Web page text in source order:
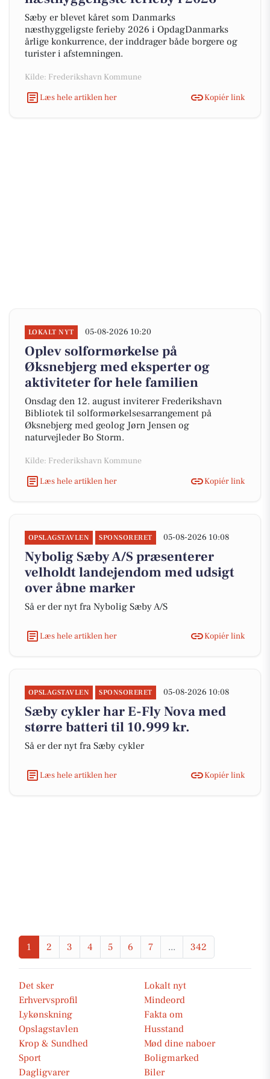
Sæby er blevet kåret som Danmarks
næsthyggeligste ferieby 2026 i OpdagDanmarks
årlige konkurrence, der inddrager både borgere og
turister i afstemningen.
Kilde: Frederikshavn Kommune
Læs hele artiklen her
Kopiér link
LOKALT NYT 05-08-2026 10:20
Oplev solformørkelse på
Øksnebjerg med eksperter og
aktiviteter for hele familien
Onsdag den 12. august inviterer Frederikshavn
Bibliotek til solformørkelsesarrangement på
Øksnebjerg med geolog Jørn Jensen og
naturvejleder Bo Storm.
Kilde: Frederikshavn Kommune
Læs hele artiklen her
Kopiér link
OPSLAGSTAVLEN SPONSORERET 05-08-2026 10:08
Nybolig Sæby A/S præsenterer
velholdt landejendom med udsigt
over åbne marker
Så er der nyt fra Nybolig Sæby A/S
Læs hele artiklen her Kopiér link
OPSLAGSTAVLEN SPONSORERET 05-08-2026 10:08
Sæby cykler har E-Fly Nova med
større batteri til 10.999 kr.
Så er der nyt fra Sæby cykler
Læs hele artiklen her Kopiér link
1 2 3 4 5 6 7 ... 342
Det sker
Lokalt nyt
Erhvervsprofil
Mindeord
Lykønskning
Fakta om
Opslagstavlen
Husstand
Krop & Sundhed
Mød dine naboer
Sport
Boligmarked
Dagligvarer
Biler